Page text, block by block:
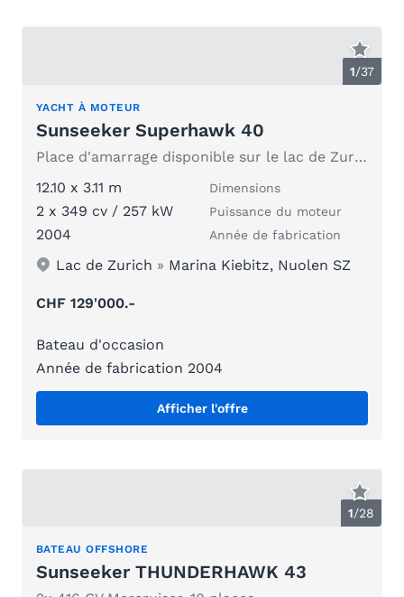
1/37
YACHT À MOTEUR
Sunseeker Superhawk 40
Place d'amarrage disponible sur le lac de Zurich ou de Zoug
12.10 x 3.11 m
Dimensions
2 x 349 cv / 257 kW Puissance du moteur
2004 Année de fabrication
Lac de Zurich » Marina Kiebitz, Nuolen SZ
CHF 129'000.-
Bateau d'occasion
Année de fabrication 2004
Afficher l'offre
1/28
BATEAU OFFSHORE
Sunseeker THUNDERHAWK 43